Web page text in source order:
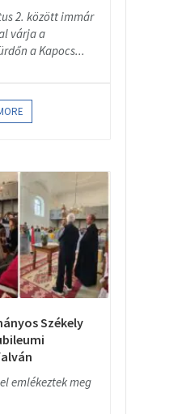
2. között immár
várja a
a Kapocs...
Székely
emlékeztek meg